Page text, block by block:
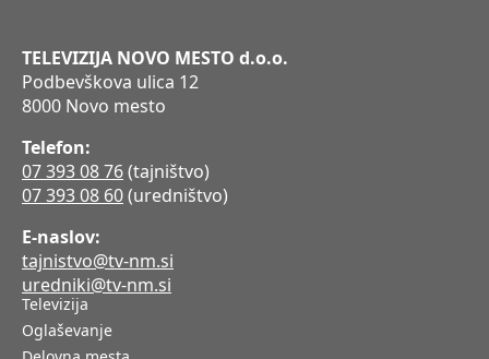
TELEVIZIJA NOVO MESTO d.o.o.
Podbevškova ulica 12
8000 Novo mesto
Telefon:
07 393 08 76(tajništvo)
07 393 08 60(uredništvo)
E-naslov:
tajnistvo@tv-nm.si
uredniki@tv-nm.si
Televizija
Oglaševanje